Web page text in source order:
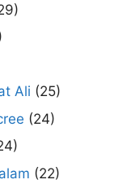
Ali (25)
(24)
(22)